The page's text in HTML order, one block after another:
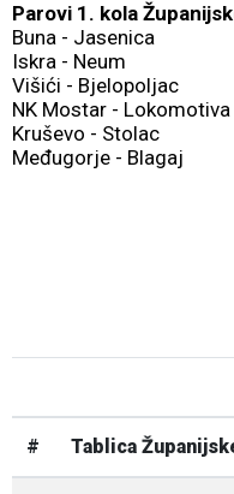
Parovi 1. kola
Buna - Jasenica
Iskra - Neum
Višići - Bjelopoljac
NK Mostar - Lokomotiva
Kruševo - Stolac
Međugorje - Blagaj
# Tablica